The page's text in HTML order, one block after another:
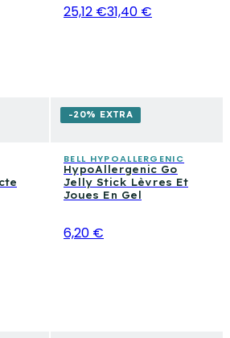
25,12 €31,40 €
-20% EXTRA
BELL HYPOALLERGENIC
HypoAllergenic Go
Jelly Stick Lèvres Et
Joues En Gel
6,20 €